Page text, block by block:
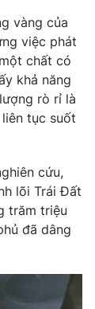
vàng của
việc phát
chất có
khả năng
rò rỉ là
tục suốt
cứu,
lõi Trái Đất
trăm triệu
đã dâng